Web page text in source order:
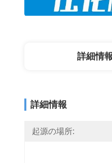
詳細情
詳細情報
起源の場所: